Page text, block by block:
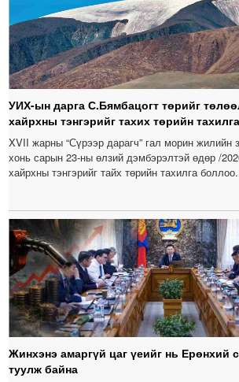
УИХ-ын дарга С.Бямбацогт төрийг
хайрхны тэнгэрийг тахих төрийн
XVII жарны “Сүрээр дарагч” гал морин жилийн
хонь сарын 23-ны өлзий дэмбэрэлтэй өдөр /
хайрхны тэнгэрийг тайх төрийн тахилга боллоо.
Жинхэнэ амаргүй цаг үеийг нь Ерөнхий
туулж байна